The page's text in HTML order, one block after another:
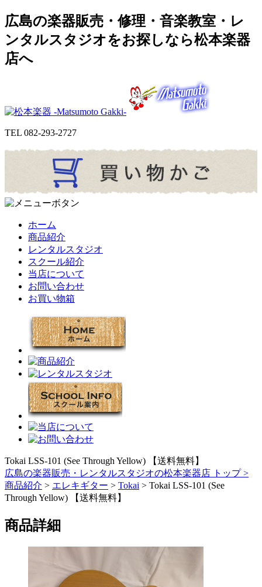
広島の楽器販売・修理・音楽教室・レ
ンタルスタジオをお探しなら松本楽器
店へ
TEL 082-293-2727
ホーム
商品紹介
レンタルスタジオ
スクール紹介
当店について
お問い合わせ
お買い物箱
Tokai LSS-101 (See Through Yellow) 【送料無料】
広島の楽器販売・レンタルスタジオの松本楽器店 トップ >
商品紹介 > エレキギター > Tokai > Tokai LSS-101 (See
Through Yellow) 【送料無料】
商品詳細